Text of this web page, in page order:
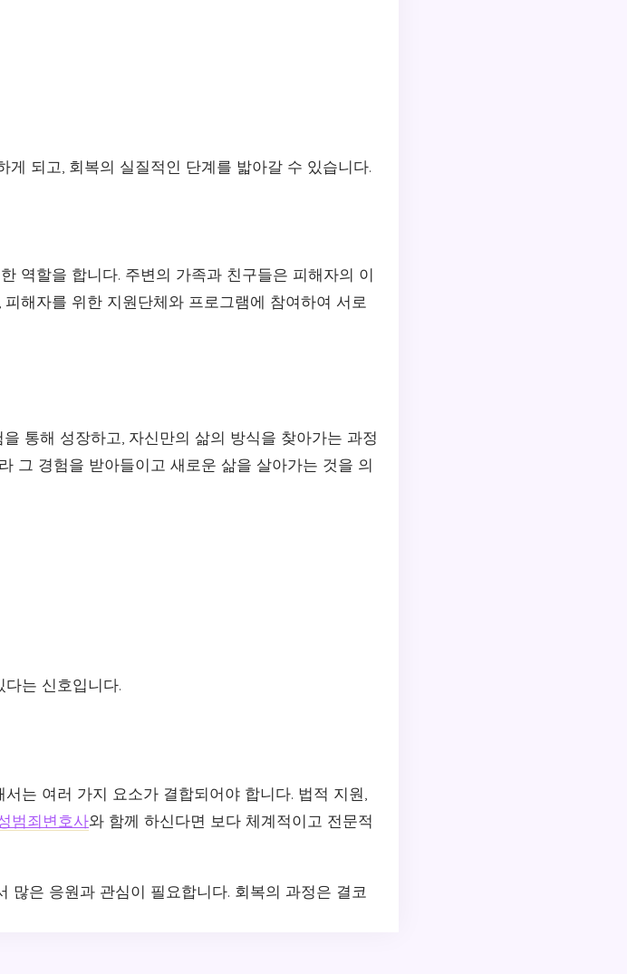
되고, 회복의 실질적인 단계를 밟아갈 수 있습니다.
역할을 합니다. 주변의 가족과 친구들은 피해자의 이
해자를 위한 지원단체와 프로그램에 참여하여 서로
통해 성장하고, 자신만의 삶의 방식을 찾아가는 과정
그 경험을 받아들이고 새로운 삶을 살아가는 것을 의
는 신호입니다.
는 여러 가지 요소가 결합되어야 합니다. 법적 지원,
범죄변호사와 함께 하신다면 보다 체계적이고 전문적
많은 응원과 관심이 필요합니다. 회복의 과정은 결코